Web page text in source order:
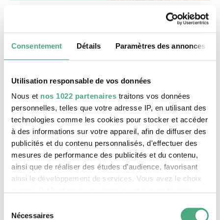
Consentement Détails Paramètres des annonces
Utilisation responsable de vos données
Nous et nos 1022 partenaires traitons vos données
personnelles, telles que votre adresse IP, en utilisant des
technologies comme les cookies pour stocker et accéder
à des informations sur votre appareil, afin de diffuser des
publicités et du contenu personnalisés, d'effectuer des
mesures de performance des publicités et du contenu,
ainsi que de réaliser des études d’audience, favorisant
ainsi le développement de services. Vous avez le choix
tout moment en consultant la Déclaration relative aux
Nécessaires
Le patrimoine mondial Völklinger Hütte
VISITE GUIDÉE PUBLIQUE
Le monte-charge incliné de la Völklinger Hütte
Copyright: Weltkulturerbe Völklinger Hütte | Karl
©
Le patrimoine mondial Völklinger Hütte